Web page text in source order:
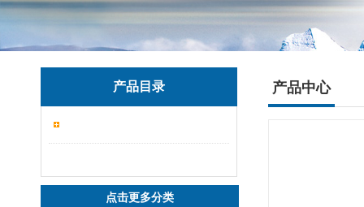
产品目录
点击更多分类
产品中心